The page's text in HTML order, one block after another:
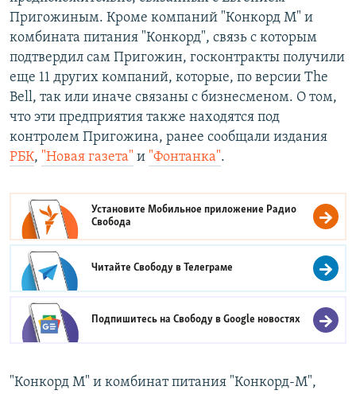
Пригожиным. Кроме компаний "Конкорд М" и
комбината питания "Конкорд", связь с которым
подтвердил сам Пригожин, госконтракты получили
еще 11 других компаний, которые, по версии The
Bell, так или иначе связаны с бизнесменом. О том,
что эти предприятия также находятся под
контролем Пригожина, ранее сообщали издания
РБК, "Новая газета" и "Фонтанка".
Установите Мобильное приложение Радио
Свобода
Читайте Свободу вТелеграме
Подпишитесь на Свободу вGoogle новостях
"Конкорд М" и комбинат питания "Конкорд-М",